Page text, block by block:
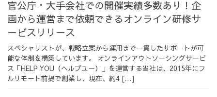
メンバー 会社概要
サービス
採用情報
官公庁・大手会社での開催実績多数あり！企
画から運営まで依頼できるオンライン研修サ
ービスリリース
スペシャリストが、戦略立案から運用まで一貫したサポートが可
能な体制を構築しています。 オンラインアウトソーシングサービ
ス「HELP YOU（ヘルプユー）」を運営する当社は、2015年にフ
ルリモート前提で創業し、現在、約4 […]